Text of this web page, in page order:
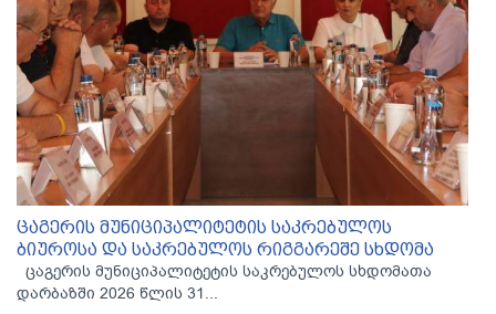
ცაგერის მუნიციპალიტეტის საკრებულოს
ბიუროსა და საკრებულოს რიგგარეშე სხდომა
ცაგერის მუნიციპალიტეტის საკრებულოს სხდომათა
დარბაზში 2026 წლის 31...